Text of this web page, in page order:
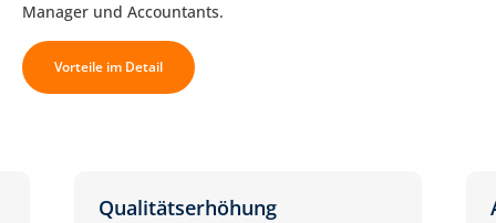
Manager und Accountants.
Vorteile im Detail
Qualitätserhöhung